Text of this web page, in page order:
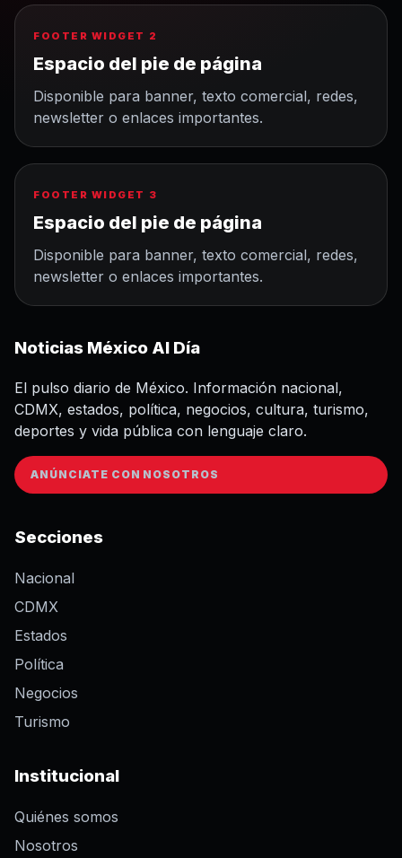
FOOTER WIDGET 2
Espacio del pie de página
Disponible para banner, texto comercial, redes,
newsletter o enlaces importantes.
FOOTER WIDGET 3
Espacio del pie de página
Disponible para banner, texto comercial, redes,
newsletter o enlaces importantes.
Noticias México Al Día
El pulso diario de México. Información nacional,
CDMX, estados, política, negocios, cultura, turismo,
deportes y vida pública con lenguaje claro.
ANÚNCIATE CON NOSOTROS
Secciones
Nacional
CDMX
Estados
Política
Negocios
Turismo
Institucional
Quiénes somos
Nosotros